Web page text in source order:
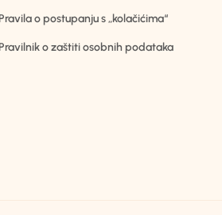
o postupanju s „kolačićima“
o zaštiti osobnih podataka